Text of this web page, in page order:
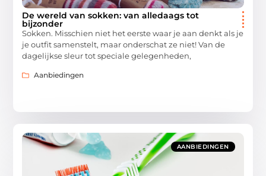
De wereld van sokken: van alledaags tot
bijzonder
Sokken. Misschien niet het eerste waar je aan denkt als je
je outfit samenstelt, maar onderschat ze niet! Van de
dagelijkse sleur tot speciale gelegenheden,
Aanbiedingen
AANBIEDINGEN